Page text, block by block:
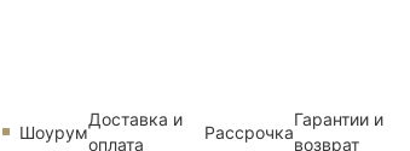
Шоурум
Доставка и
оплата
Рассрочка
Гарантии и
возврат